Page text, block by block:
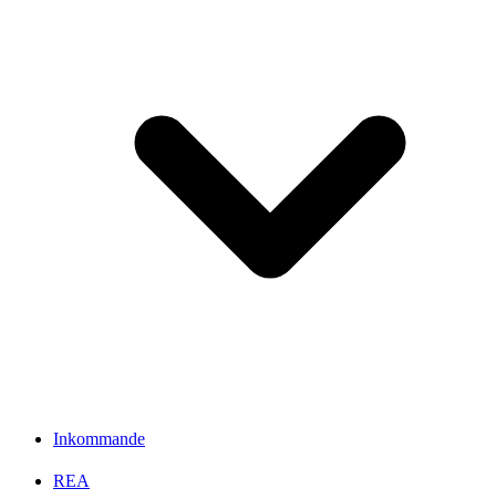
Inkommande
REA